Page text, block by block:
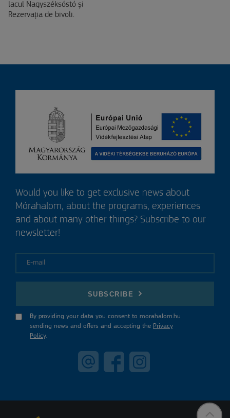
lacul Nagyszéksóstó și
Rezervația de bivoli.
Would you like to get exclusive news about
Mórahalom, about the programs, experiences
and about many other things? Subscribe to our
newsletter!
SUBSCRIBE
By providing your data you consent to morahalom.hu
sending news and offers and accepting the Privacy
Policy.